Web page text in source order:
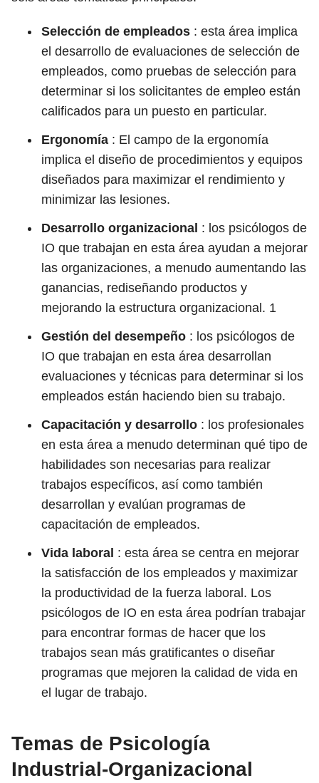
Selección de empleados : esta área implica
el desarrollo de evaluaciones de selección de
empleados, como pruebas de selección para
determinar si los solicitantes de empleo están
calificados para un puesto en particular.
Ergonomía : El campo de la ergonomía
implica el diseño de procedimientos y equipos
diseñados para maximizar el rendimiento y
minimizar las lesiones.
Desarrollo organizacional : los psicólogos de
IO que trabajan en esta área ayudan a mejorar
las organizaciones, a menudo aumentando las
ganancias, rediseñando productos y
mejorando la estructura organizacional. 1
Gestión del desempeño : los psicólogos de
IO que trabajan en esta área desarrollan
evaluaciones y técnicas para determinar si los
empleados están haciendo bien su trabajo.
Capacitación y desarrollo : los profesionales
en esta área a menudo determinan qué tipo de
habilidades son necesarias para realizar
trabajos específicos, así como también
desarrollan y evalúan programas de
capacitación de empleados.
Vida laboral : esta área se centra en mejorar
la satisfacción de los empleados y maximizar
la productividad de la fuerza laboral. Los
psicólogos de IO en esta área podrían trabajar
para encontrar formas de hacer que los
trabajos sean más gratificantes o diseñar
programas que mejoren la calidad de vida en
el lugar de trabajo.
Temas de Psicología
Industrial-Organizacional